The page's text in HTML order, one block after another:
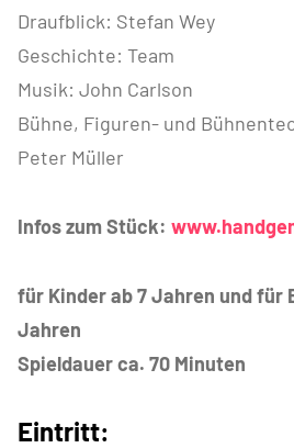
Draufblick: Stefan Wey
Geschichte: Team
Musik: John Carlson
Bühne, Figuren- und
Peter Müller
Infos zum Stück:
für Kinder ab 7 Jahren und für
Jahren
Spieldauer ca. 70 Minuten
Eintritt: